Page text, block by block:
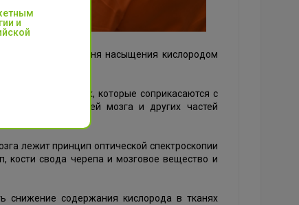
оценки уровня насыщения кислородом
специальностях, которые соприкасаются с
ишемии тканей мозга и других частей
лежит принцип оптической спектроскопии
кости свода черепа и мозговое вещество и
снижение содержания кислорода в тканях
и